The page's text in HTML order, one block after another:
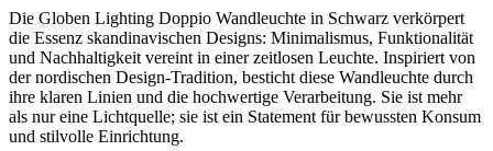
Die Globen Lighting Doppio Wandleuchte in Schwarz verkörpert
die Essenz skandinavischen Designs: Minimalismus, Funktionalität
und Nachhaltigkeit vereint in einer zeitlosen Leuchte. Inspiriert von
der nordischen Design-Tradition, besticht diese Wandleuchte durch
ihre klaren Linien und die hochwertige Verarbeitung. Sie ist mehr
als nur eine Lichtquelle; sie ist ein Statement für bewussten Konsum
und stilvolle Einrichtung.